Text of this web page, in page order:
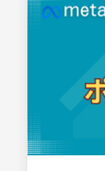
で様々なもの
ま